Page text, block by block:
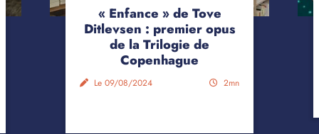
« Enfance » de Tove
Ditlevsen : premier opus
de la Trilogie de
Copenhague
Le 09/08/2024 2mn